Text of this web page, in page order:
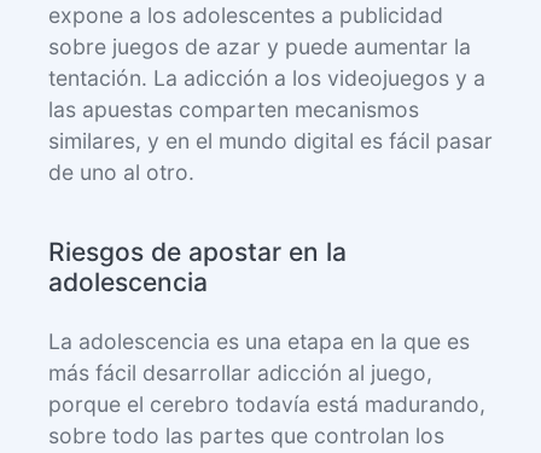
expone a los adolescentes a publicidad
sobre juegos de azar y puede aumentar la
tentación. La adicción a los videojuegos y a
las apuestas comparten mecanismos
similares, y en el mundo digital es fácil pasar
de uno al otro.
Riesgos de apostar en la
adolescencia
La adolescencia es una etapa en la que es
más fácil desarrollar adicción al juego,
porque el cerebro todavía está madurando,
sobre todo las partes que controlan los